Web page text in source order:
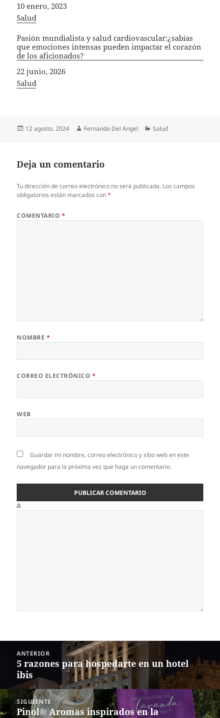
Fecha
10 enero, 2023
In relation to
Salud
Pasión mundialista y salud cardiovascular:¿sabías
que emociones intensas pueden impactar el corazón
de los aficionados?
Fecha
22 junio, 2026
In relation to
Salud
Publicado
12 agosto, 2024 Autor
Fernando Del Angel Categorías
Salud
Deja un comentario
Tu dirección de correo electrónico no será publicada. Los campos
obligatorios están marcados con*
COMENTARIO *
NOMBRE *
CORREO ELECTRÓNICO *
WEB
Guardar mi nombre, correo electrónico y sitio web en este
navegador para la próxima vez que haga un comentario.
Δ
entradas
ANTERIOR
Entrada
anterior:
5 razones para hospedarte en un hotel
ibis
SIGUIENTE
Siguiente
Pinol® Aromas inspirados en la